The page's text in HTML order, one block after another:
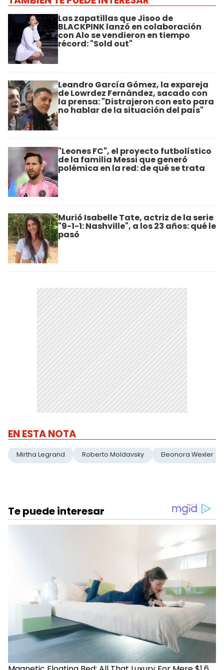
Las zapatillas que Jisoo de
BLACKPINK lanzó en colaboración
con Alo se vendieron en tiempo
récord: "Sold out"
Leandro García Gómez, la expareja
de Lowrdez Fernández, sacado con
la prensa: "Distrajeron con esto para
no hablar de la situación del país"
"Leones FC", el proyecto futbolístico
de la familia Messi que generó
polémica en la red: de qué se trata
Murió Isabelle Tate, actriz de la serie
"9-1-1: Nashville", a los 23 años: qué le
pasó
EN ESTA NOTA
Mirtha Legrand Roberto Moldavsky Eleonora Wexler